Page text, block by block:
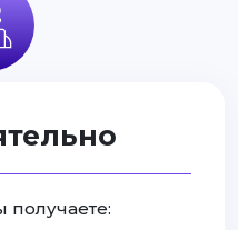
получаете: